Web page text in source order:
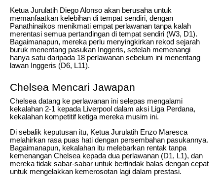
Ketua Jurulatih Diego Alonso akan berusaha untuk
memanfaatkan kelebihan di tempat sendiri, dengan
Panathinaikos menikmati empat perlawanan tanpa kalah
merentasi semua pertandingan di tempat sendiri (W3, D1).
Bagaimanapun, mereka perlu menyingkirkan rekod sejarah
buruk menentang pasukan Inggeris, setelah memenangi
hanya satu daripada 18 perlawanan sebelum ini menentang
lawan Inggeris (D6, L11).
Chelsea Mencari Jawapan
Chelsea datang ke perlawanan ini selepas mengalami
kekalahan 2-1 kepada Liverpool dalam aksi Liga Perdana,
kekalahan kompetitif ketiga mereka musim ini.
Di sebalik keputusan itu, Ketua Jurulatih Enzo Maresca
melahirkan rasa puas hati dengan persembahan pasukannya.
Bagaimanapun, kekalahan itu melebarkan rentak tanpa
kemenangan Chelsea kepada dua perlawanan (D1, L1), dan
mereka tidak sabar-sabar untuk bertindak balas dengan cepat
untuk mengelakkan kemerosotan lagi dalam prestasi.